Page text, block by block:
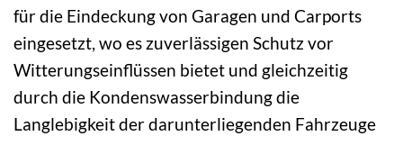
für die Eindeckung von Garagen und Carports
eingesetzt, wo es zuverlässigen Schutz vor
Witterungseinflüssen bietet und gleichzeitig
durch die Kondenswasserbindung die
Langlebigkeit der darunterliegenden Fahrzeuge